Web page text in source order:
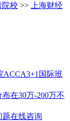
院校 >>
上海财经
ACCA3+1国际班
在30万-200万不
题在线咨询